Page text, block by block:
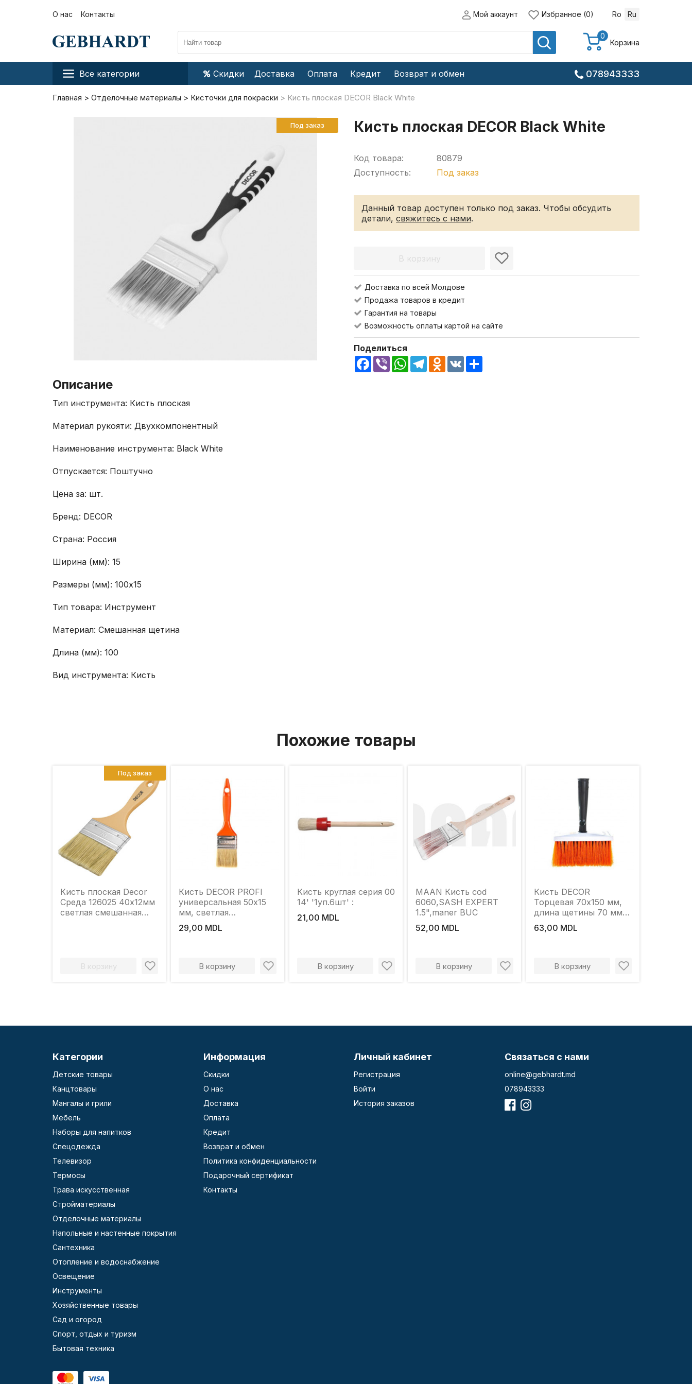
О нас Контакты Мой аккаунт Избранное (0) Ro Ru
0
Корзина
Все категории Скидки Доставка Оплата Кредит Возврат и обмен 078943333
Главная Отделочные материалы Кисточки для покраски Кисть плоская DECOR Black White
Под заказ
Описание
Тип инструмента: Кисть плоская
Материал рукояти: Двухкомпонентный
Наименование инструмента: Black White
Отпускается: Поштучно
Цена за: шт.
Бренд: DECOR
Страна: Россия
Ширина (мм): 15
Размеры (мм): 100х15
Тип товара: Инструмент
Материал: Смешанная щетина
Длина (мм): 100
Вид инструмента: Кисть
Кисть плоская DECOR Black White
Код товара:
Доступность:
80879
Под заказ
Данный товар доступен только под заказ. Чтобы обсудить
детали, свяжитесь с нами.
В корзину
Доставка по всей Молдове
Продажа товаров в кредит
Гарантия на товары
Возможность оплаты картой на сайте
Поделиться
Facebook
Viber WhatsApp
TelegramOdnoklassniki
VK
Похожие товары
Кисть плоская Decor
Среда 126025 40х12мм
светлая смешанная
В корзину
Под заказ
Кисть DECOR PROFI
универсальная 50х15
мм, светлая
смешанная щетина,
пласт. ручка 770-050
29,00 MDL
В корзину
Кисть круглая серия 00
14' '1уп.6шт' :
21,00 MDL
В корзину
MAAN Кисть cod
6060,SASH EXPERT
1.5",maner BUC
52,00 MDL
В корзину
Кисть DECOR
Торцевая 70х150 мм,
длина щетины 70 мм,
синтетическая щетина,
пластиковая ручка
63,00 MDL
В корзину
Категории
Детские товары
Канцтовары
Мангалы и грили
Мебель
Наборы для напитков
Спецодежда
Телевизор
Термосы
Трава искусственная
Стройматериалы
Отделочные материалы
Напольные и настенные покрытия
Сантехника
Отопление и водоснабжение
Освещение
Инструменты
Хозяйственные товары
Сад и огород
Спорт, отдых и туризм
Бытовая техника
Информация
Скидки
О нас
Доставка
Оплата
Кредит
Возврат и обмен
Политика конфиденциальности
Подарочный сертификат
Контакты
Личный кабинет
Регистрация
Войти
История заказов
Связаться с нами
online@gebhardt.md
078943333